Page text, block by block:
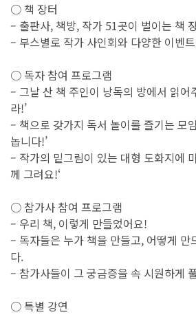
○ 책 장터
– 출판사, 책방, 작가 51곳이 벌이는 책
– 부스별로 작가 사인회와 다양한 이벤
○ 독자 참여 프로그램
– 그날 산 책 주인이 낭독의 방에서 읽어
라!’
– 책으로 갖가지 독서 놀이를 즐기는 모
놉니다!’
– 작가의 밑그림이 있는 대형 도화지에
께 그려요!‘
○ 참가사 참여 프로그램
– 우리 책, 이렇게 만들었어요!
– 독자들은 누가 책을 만들고, 어떻게 만
다.
– 참가사들이 그 궁금증을 속 시원하게
○ 특별 강연